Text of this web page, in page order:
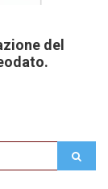
del